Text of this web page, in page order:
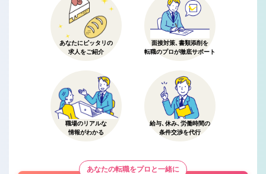
あなたにピッタリの
求人をご紹介
面接対策、書類添削を
転職のプロが徹底サポート
職場のリアルな
情報がわかる
給与、休み、労働時間の
条件交渉を代行
あなたの転職をプロと一緒に